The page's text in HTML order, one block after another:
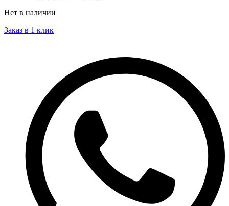
Нет в наличии
Заказ в 1 клик